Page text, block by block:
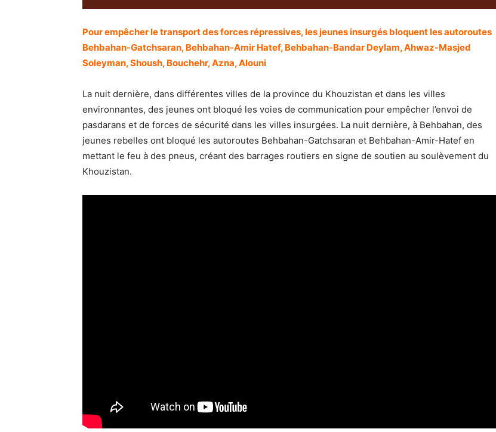
Pour empêcher le transport des forces répressives, les jeunes insurgés bloquent les autoroutes
Behbahan-Gatchsaran, Behbahan-Amir Hatef, Behbahan-Bandar Deylam, Ahwaz-Masjed
Soleyman, Shoush, Bouchehr, Azna, Alouni
La nuit dernière, dans différentes villes de la province du Khouzistan et dans les villes
environnantes, des jeunes ont bloqué les voies de communication pour empêcher l’envoi de
pasdarans et de forces de sécurité dans les villes insurgées. La nuit dernière, à Behbahan, des
jeunes rebelles ont bloqué les autoroutes Behbahan-Gatchsaran et Behbahan-Amir-Hatef en
mettant le feu à des pneus, créant des barrages routiers en signe de soutien au soulèvement du
Khouzistan.